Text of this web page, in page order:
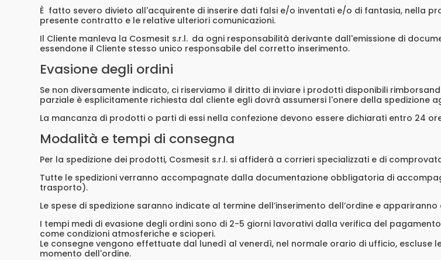
È fatto severo divieto all'acquirente di inserire dati falsi e/o inventati e/o di fantasia, nella
presente contratto e le relative ulteriori comunicazioni.
Il Cliente manleva la Cosmesit s.r.l. da ogni responsabilità derivante dall'emissione di
essendone il Cliente stesso unico responsabile del corretto inserimento.
Evasione degli ordini
Se non diversamente indicato, ci riserviamo il diritto di inviare i prodotti disponibili
parziale è esplicitamente richiesta dal cliente egli dovrà assumersi l'onere della spedizione
La mancanza di prodotti o parti di essi nella confezione devono essere dichiarati entro 24
Modalità e tempi di consegna
Per la spedizione dei prodotti, Cosmesit s.r.l. si affiderà a corrieri specializzati e di
Tutte le spedizioni verranno accompagnate dalla documentazione obbligatoria di
trasporto).
Le spese di spedizione saranno indicate al termine dell’inserimento dell’ordine e
I tempi medi di evasione degli ordini sono di 2-5 giorni lavorativi dalla verifica del
come condizioni atmosferiche e scioperi.
Le consegne vengono effettuate dal lunedì al venerdì, nel normale orario di ufficio,
momento dell'ordine.